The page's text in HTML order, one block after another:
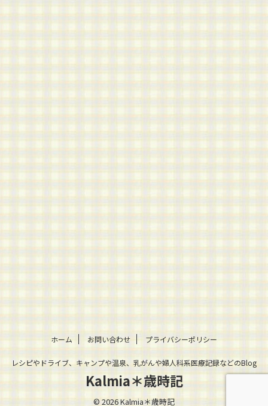
ホーム お問い合わせ プライバシーポリシー
レシピやドライブ、キャンプや温泉、乳がんや婦人科系医療記録などのBlog
Kalmia＊歳時記
© 2026 Kalmia＊歳時記